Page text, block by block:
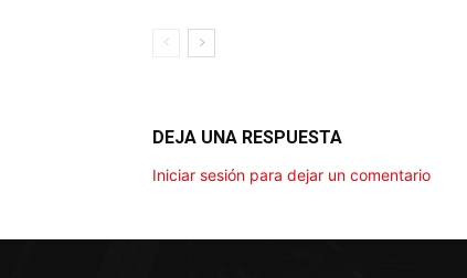
DEJA UNA RESPUESTA
Iniciar sesión para dejar un comentario